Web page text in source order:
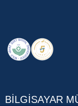
BİLGİSAYAR